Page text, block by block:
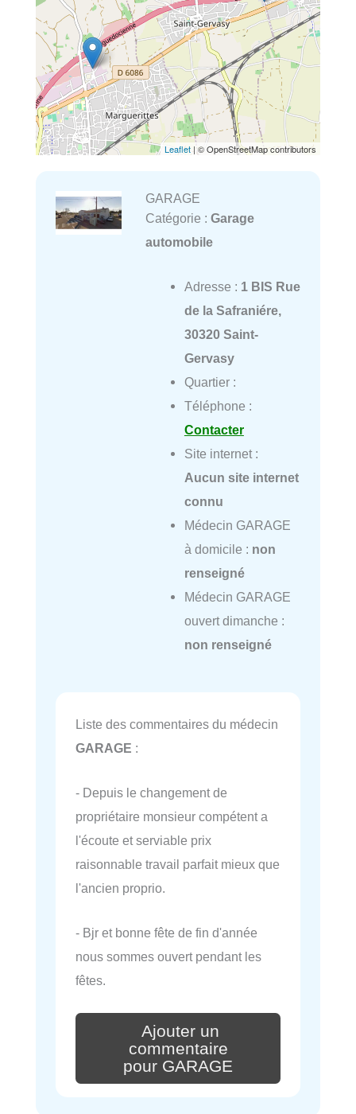
Leaflet| © OpenStreetMap contributors
GARAGE
Catégorie : Garage
automobile
Adresse : 1 BIS Rue
de la Safraniére,
30320 Saint-
Gervasy
Quartier :
Téléphone :
Contacter
Site internet :
Aucun site internet
connu
Médecin GARAGE
à domicile : non
renseigné
Médecin GARAGE
ouvert dimanche :
non renseigné
Liste des commentaires du médecin
GARAGE :
- Depuis le changement de
propriétaire monsieur compétent a
l'écoute et serviable prix
raisonnable travail parfait mieux que
l'ancien proprio.
- Bjr et bonne fête de fin d'année
nous sommes ouvert pendant les
fêtes.
Ajouter un
commentaire
pour GARAGE